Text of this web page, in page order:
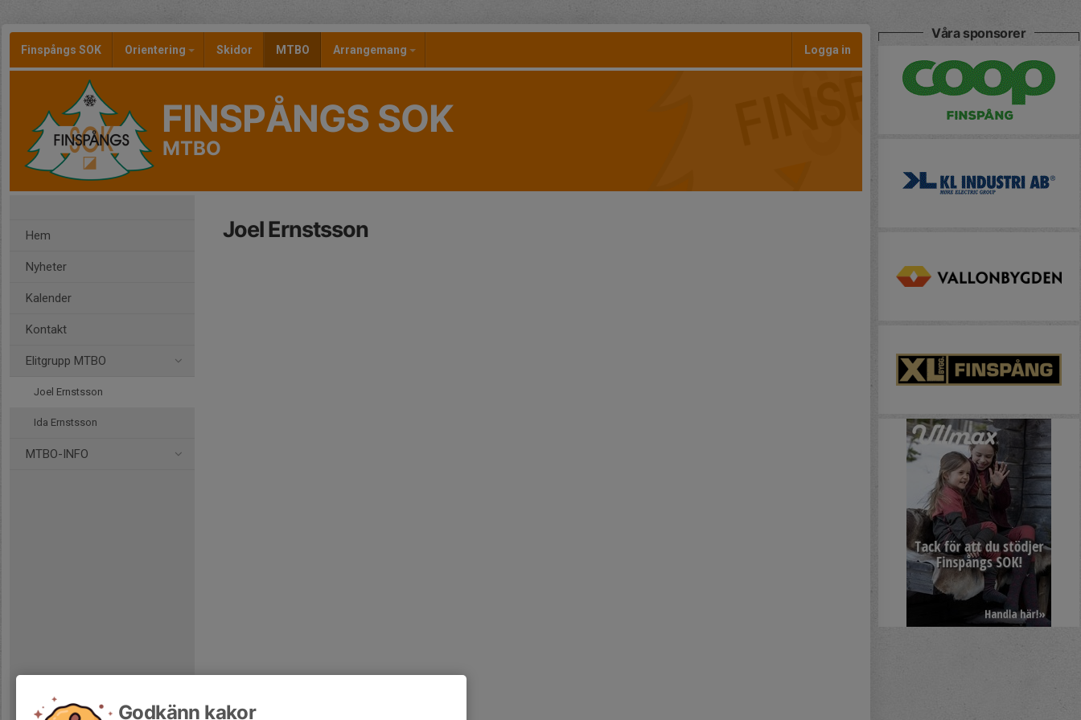
Finspångs SOK Orientering Skidor MTBO Arrangemang Logga in
FINSPÅNGS SOK
MTBO
Hem
Nyheter
Kalender
Kontakt
Elitgrupp MTBO
Joel Ernstsson
Ida Ernstsson
MTBO-INFO
Joel Ernstsson
Våra sponsorer
Godkänn kakor